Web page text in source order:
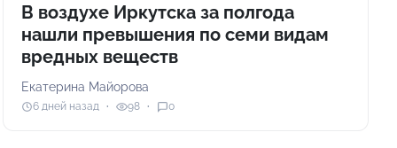
В воздухе Иркутска за полгода
нашли превышения по семи видам
вредных веществ
Екатерина Майорова
6 дней назад 98 0